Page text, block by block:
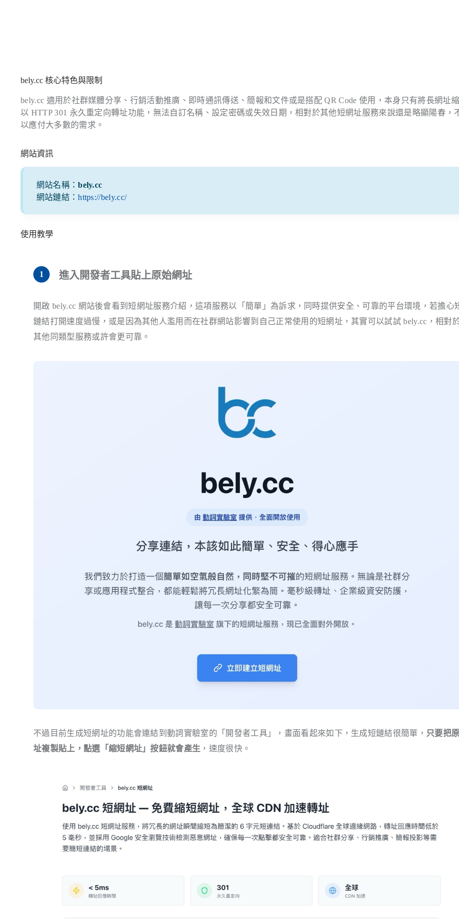
bely.cc 核心特色與限制
bely.cc 適用於社群媒體分享、行銷活動推廣、即時通訊傳送、簡報和文件或是搭配 QR Code 使用，本身只有將長網址
以 HTTP 301 永久重定向轉址功能，無法自訂名稱、設定密碼或失效日期，相對於其他短網址服務來說還是略顯陽春，
以應付大多數的需求。
網站資訊
網站名稱：bely.cc
網站鏈結：https://bely.cc/
使用教學
進入開發者工具貼上原始網址
開啟 bely.cc 網站後會看到短網址服務介紹，這項服務以「簡單」為訴求，同時提供安全、可靠的平台環境，若擔心
鏈結打開速度過慢，或是因為其他人濫用而在社群網站影響到自己正常使用的短網址，其實可以試試 bely.cc，相對
其他同類型服務或許會更可靠。
不過目前生成短網址的功能會連結到動詞實驗室的「開發者工具」，畫面看起來如下，生成短鏈結很簡單， 只要把
址複製貼上，點選「縮短網址」按鈕就會產生 ，速度很快。